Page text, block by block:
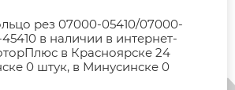
рез 07000-05410/07000-
в наличии в интернет-
в Красноярске 24
0 штук, в Минусинске 0